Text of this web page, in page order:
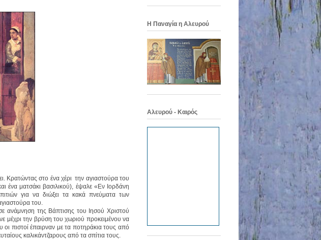
Κρατώντας στο ένα χέρι την αγιαστούρα του
ένα ματσάκι βασιλικού), έψαλε «Εν Ιορδάνη
για να διώξει τα κακά πνεύματα των
του.
ανάμνηση της Βάπτισης του Ιησού Χριστού
μέχρι την βρύση του χωριού προκειμένου να
οι πιστοί έπαιρναν με τα ποτηράκια τους από
καλικάντζαρους από τα σπίτια τους.
Η Παναγία η Αλευρού
Αλευρού - Καιρός